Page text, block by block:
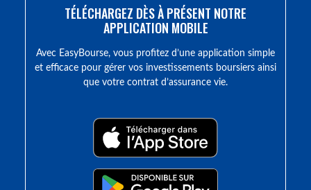
TÉLÉCHARGEZ DÈS À PRÉSENT NOTRE
APPLICATION MOBILE
Avec EasyBourse, vous profitez d’une application simple
et efficace pour gérer vos investissements boursiers ainsi
que votre contrat d’assurance vie.